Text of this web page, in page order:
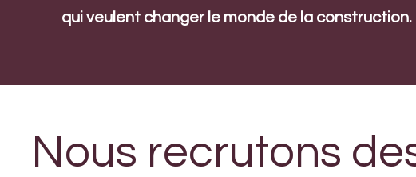
qui veulent changer le monde de la construction.
Nous recrutons